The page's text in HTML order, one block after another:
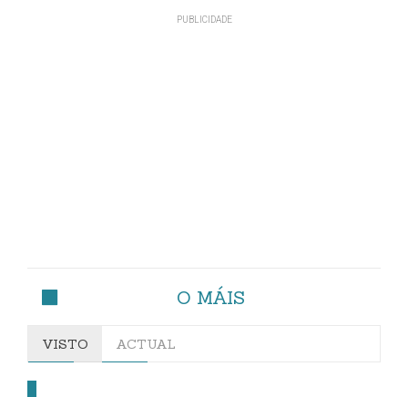
O MÁIS
VISTO ACTUAL